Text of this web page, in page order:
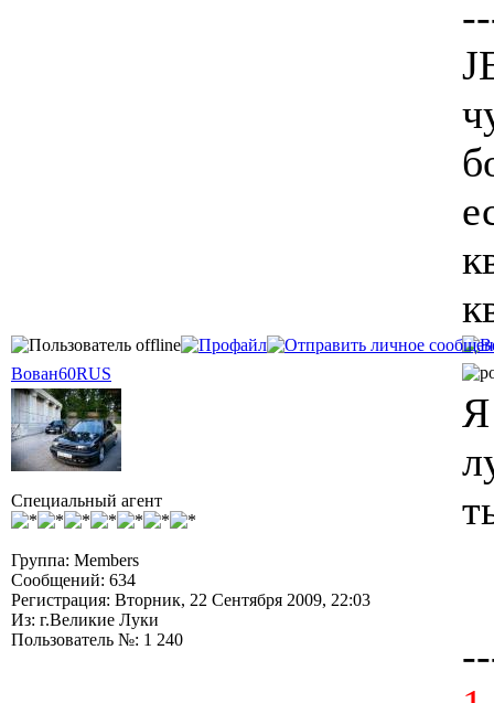
Вован60RUS
Специальный агент
Группа: Members
Сообщений: 634
Регистрация: Вторник, 22 Сентября 2009, 22:03
Из: г.Великие Луки
Пользователь №: 1 240
Я